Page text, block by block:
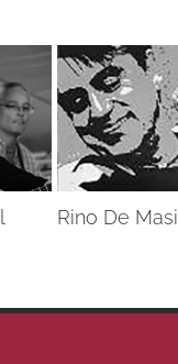
Rino De Masi